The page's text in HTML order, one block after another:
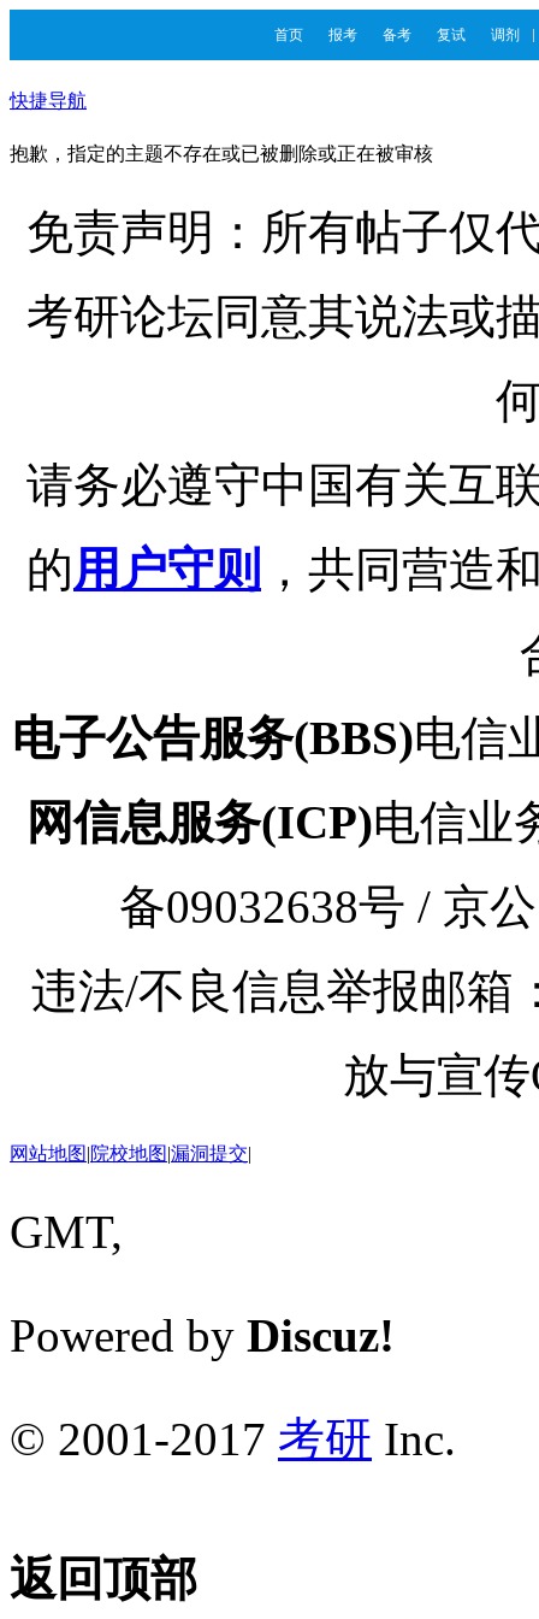
首页 报考 备考 复试 调剂
快捷导航
抱歉，指定的主题不存在或已被删除或正在被审核
免责声明：所有帖子仅
考研论坛同意其说法或
请务必遵守中国有关互
的用户守则 ，共同营造
电子公告服务(BBS)电信
网信息服务(ICP)电信业
备09032638号 / 京
违法/不良信息举报邮箱
放与宣传
网站地图|院校地图|漏洞提交|
GMT,
Powered by Discuz!
© 2001-2017 考研 Inc.
返回顶部